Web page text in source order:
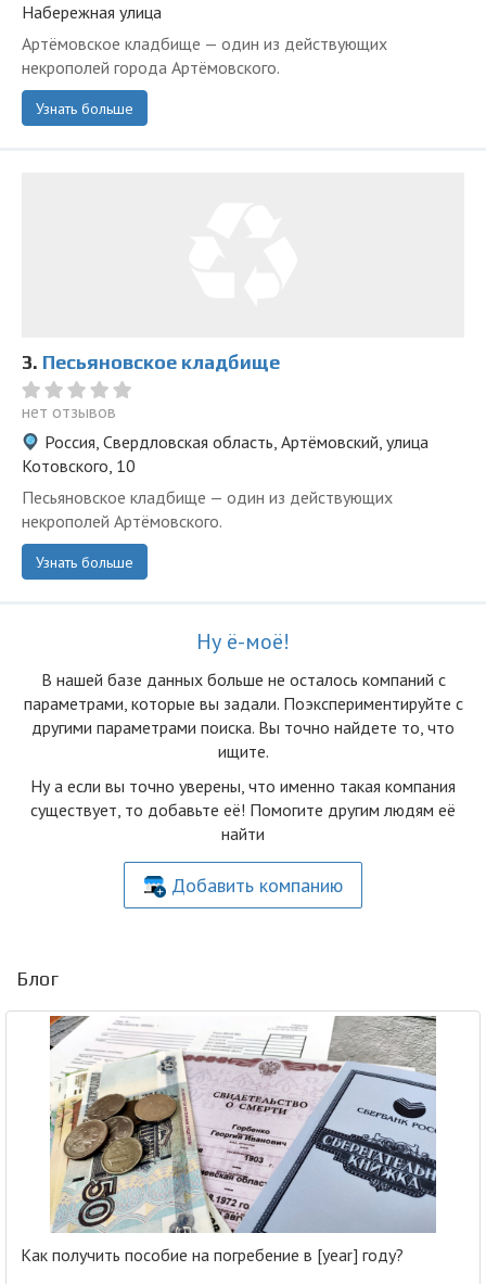
Набережная улица
Артёмовское кладбище — один из действующих
некрополей города Артёмовского.
Узнать больше
3. Песьяновское кладбище
нет отзывов
Россия, Свердловская область, Артёмовский, улица
Котовского, 10
Песьяновское кладбище — один из действующих
некрополей Артёмовского.
Узнать больше
Ну ё-моё!
В нашей базе данных больше не осталоcь компаний с
параметрами, которые вы задали. Поэкспериментируйте с
другими параметрами поиска. Вы точно найдете то, что
ищите.
Ну а если вы точно уверены, что именно такая компания
существует, то добавьте её! Помогите другим людям её
найти
Добавить компанию
Блог
Как получить пособие на погребение в [year] году?